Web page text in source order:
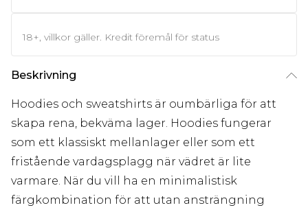
18+, villkor gäller. Kredit föremål för status
Beskrivning
Hoodies och sweatshirts är oumbärliga för att
skapa rena, bekväma lager. Hoodies fungerar
som ett klassiskt mellanlager eller som ett
fristående vardagsplagg när vädret är lite
varmare. När du vill ha en minimalistisk
färgkombination för att utan ansträngning